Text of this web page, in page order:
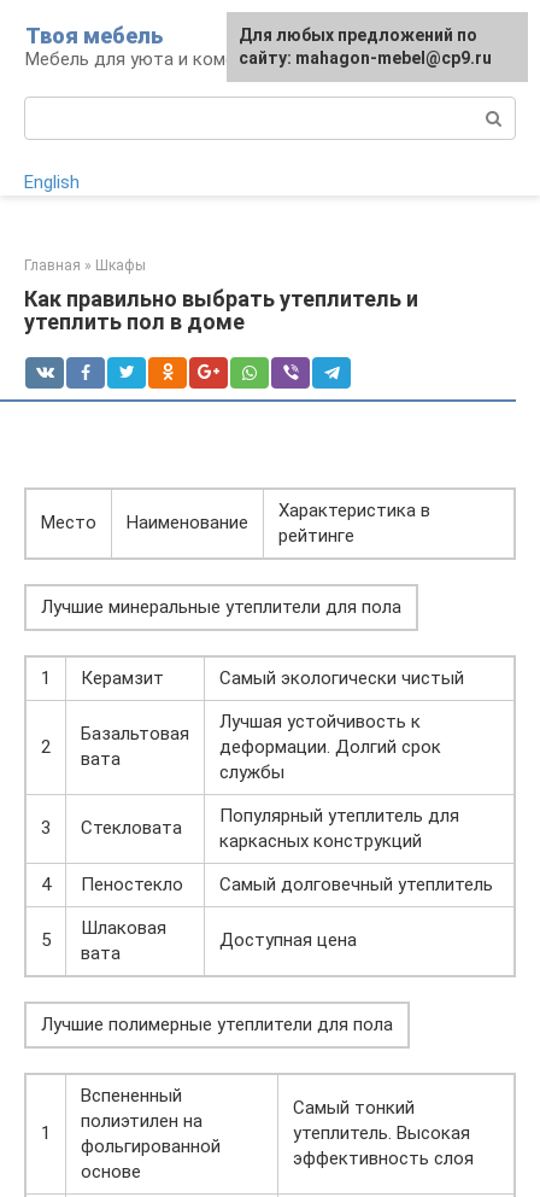
контенту
Твоя мебель
Мебель для уюта и комфорта
English
Главная » Шкафы
Как правильно выбрать утеплитель и
утеплить пол в доме
Место Наименование
Характеристика в
рейтинге
Лучшие минеральные утеплители для пола
1 Керамзит Самый экологически чистый
2
Базальтовая
вата
Лучшая устойчивость к
деформации. Долгий срок
службы
3 Стекловата
Популярный утеплитель для
каркасных конструкций
4
Пеностекло Самый долговечный утеплитель
5
Шлаковая
вата
Доступная цена
Лучшие полимерные утеплители для пола
1
Вспененный
полиэтилен на
фольгированной
основе
Самый тонкий
утеплитель. Высокая
эффективность слоя
Для любых предложений по
сайту: mahagon-mebel@cp9.ru
Для любых предложений по
сайту: mahagon-mebel@cp9.ru